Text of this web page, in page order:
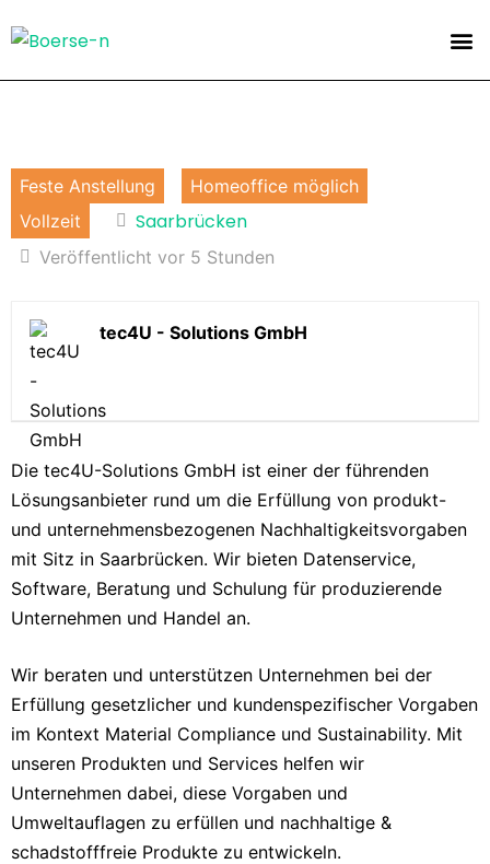
Feste Anstellung
Homeoffice möglich
Vollzeit
Saarbrücken
Veröffentlicht vor 5 Stunden
tec4U - Solutions GmbH
Die tec4U-Solutions GmbH ist einer der führenden
Lösungsanbieter rund um die Erfüllung von produkt-
und unternehmensbezogenen Nachhaltigkeitsvorgaben
mit Sitz in Saarbrücken. Wir bieten Datenservice,
Software, Beratung und Schulung für produzierende
Unternehmen und Handel an.
Wir beraten und unterstützen Unternehmen bei der
Erfüllung gesetzlicher und kundenspezifischer Vorgaben
im Kontext Material Compliance und Sustainability. Mit
unseren Produkten und Services helfen wir
Unternehmen dabei, diese Vorgaben und
Umweltauflagen zu erfüllen und nachhaltige &
schadstofffreie Produkte zu entwickeln.